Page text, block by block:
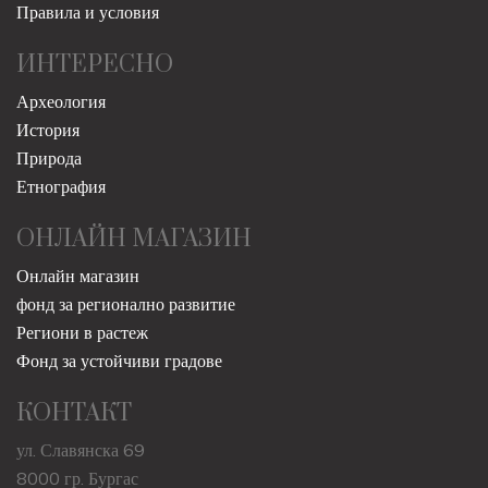
Правила и условия
ИНТЕРЕСНО
Археология
История
Природа
Етнография
ОНЛАЙН МАГАЗИН
Онлайн магазин
фонд за регионално развитие
Региони в растеж
Фонд за устойчиви градове
КОНТАКТ
ул. Славянска 69
8000 гр. Бургас